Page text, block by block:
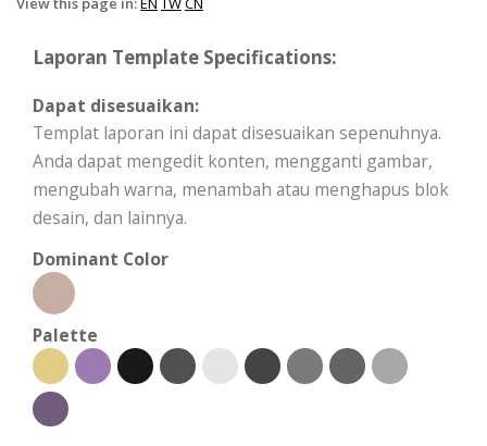
Laporan Template Specifications:
Dapat disesuaikan:
Templat laporan ini dapat disesuaikan sepenuhnya.
Anda dapat mengedit konten, mengganti gambar,
mengubah warna, menambah atau menghapus blok
desain, dan lainnya.
Dominant Color
Palette